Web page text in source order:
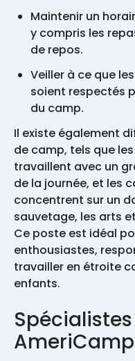
Maintenir un
y compris les
de repos.
Veiller à ce que
soient respectés
du camp.
Il existe également
de camp, tels que
travaillent avec un
de la journée, et les
concentrent sur un
sauvetage, les arts
Ce poste est idéal
enthousiastes,
travailler en étroite
enfants.